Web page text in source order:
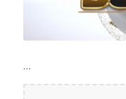
…